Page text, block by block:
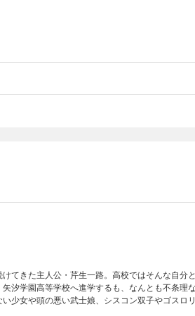
てきた主人公・芹生一路。高校ではそんな自分
汐学園高等学校へ進学するも、なんとも不条理
少女や頭の悪い武士娘、シスコン双子やゴスロ